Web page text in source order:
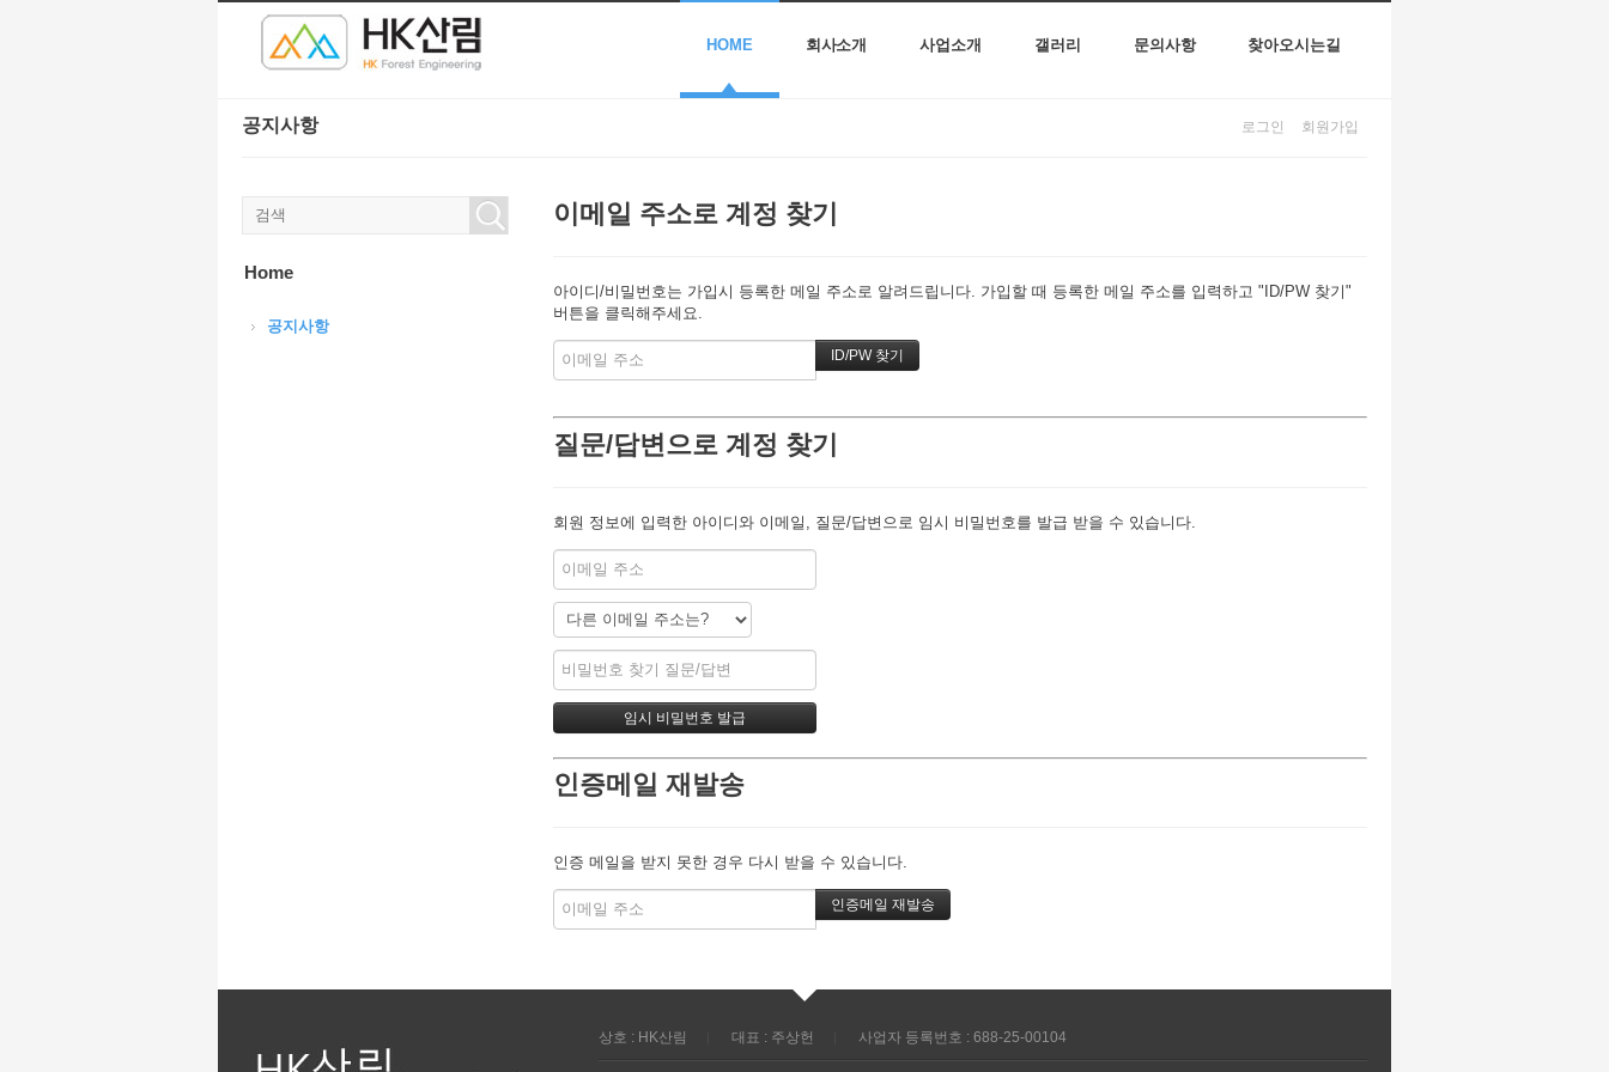
HOME 회사소개 사업소개 갤러리 문의사항 찾아오시는길
로그인 회원가입
공지사항
이메일 주소로 계정 찾기
아이디/비밀번호는 가입시 등록한 메일 주소로 알려드립니다. 가입할 때 등록한 메일 주소를 입력하고 "ID/PW 찾기"
버튼을 클릭해주세요.
질문/답변으로 계정 찾기
회원 정보에 입력한 아이디와 이메일, 질문/답변으로 임시 비밀번호를 발급 받을 수 있습니다.
인증메일 재발송
인증 메일을 받지 못한 경우 다시 받을 수 있습니다.
Home
공지사항
상호 : HK산림 대표 : 주상헌 사업자 등록번호 : 688-25-00104